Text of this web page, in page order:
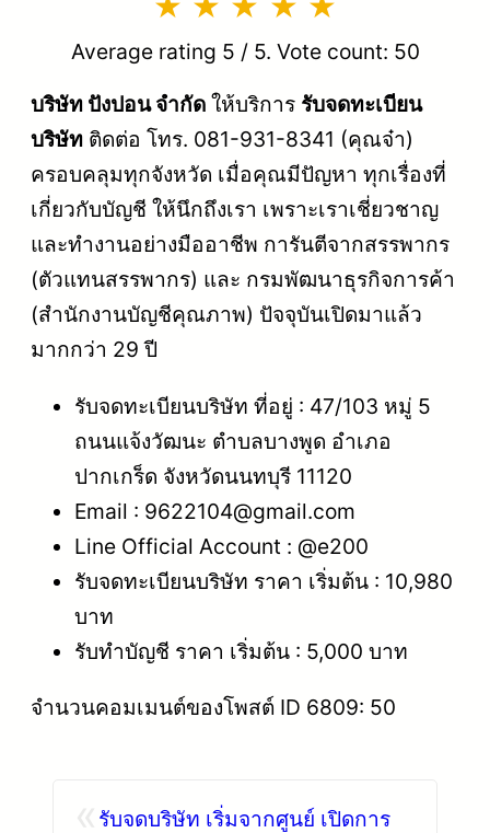
Average rating 5 / 5. Vote count: 50
บริษัท ปังปอน จำกัด ให้บริการ รับจดทะเบียน
บริษัท ติดต่อ โทร. 081-931-8341 (คุณจ๋า)
ครอบคลุมทุกจังหวัด เมื่อคุณมีปัญหา ทุกเรื่องที่
เกี่ยวกับบัญชี ให้นึกถึงเรา เพราะเราเชี่ยวชาญ
และทำงานอย่างมืออาชีพ การันตีจากสรรพากร
(ตัวแทนสรรพากร) และ กรมพัฒนาธุรกิจการค้า
(สำนักงานบัญชีคุณภาพ) ปัจจุบันเปิดมาแล้ว
มากกว่า 29 ปี
รับจดทะเบียนบริษัท ที่อยู่ : 47/103 หมู่ 5
ถนนแจ้งวัฒนะ ตำบลบางพูด อำเภอ
ปากเกร็ด จังหวัดนนทบุรี 11120
Email : 9622104@gmail.com
Line Official Account : @e200
รับจดทะเบียนบริษัท ราคา เริ่มต้น : 10,980
บาท
รับทำบัญชี ราคา เริ่มต้น : 5,000 บาท
จำนวนคอมเมนต์ของโพสต์ ID 6809: 50
รับจดบริษัท เริ่มจากศูนย์ เปิดการ